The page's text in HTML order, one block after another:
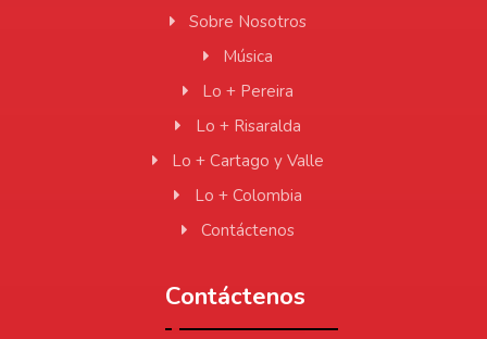
Sobre Nosotros
Música
Lo + Pereira
Lo + Risaralda
Lo + Cartago y Valle
Lo + Colombia
Contáctenos
Contáctenos